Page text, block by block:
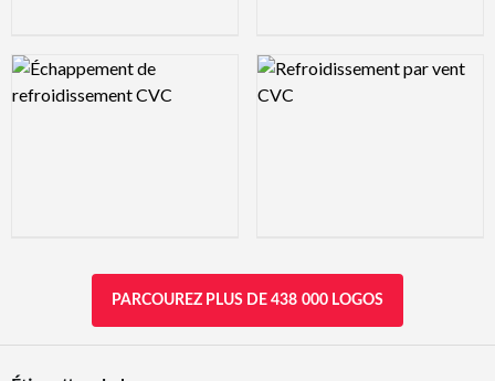
Logo Preview Image Logo Preview Image
PARCOUREZ PLUS DE 438 000 LOGOS